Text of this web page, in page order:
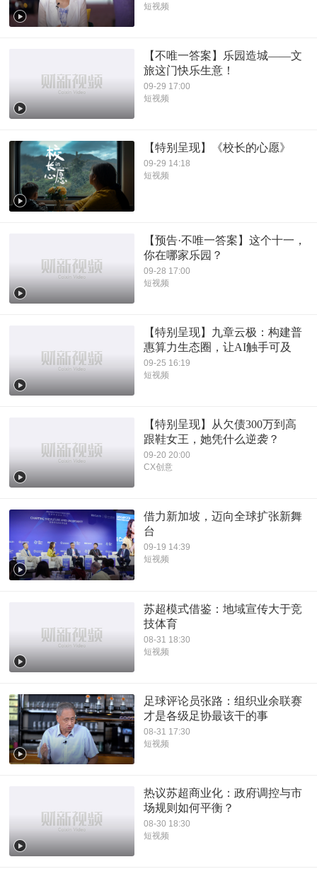
短视频
【不唯一答案】乐园造城——文
旅这门快乐生意！
09-29 17:00
短视频
【特别呈现】《校长的心愿》
09-29 14:18
短视频
【预告·不唯一答案】这个十一，
你在哪家乐园？
09-28 17:00
短视频
【特别呈现】九章云极：构建普
惠算力生态圈，让AI触手可及
09-25 16:19
短视频
【特别呈现】从欠债300万到高
跟鞋女王，她凭什么逆袭？
09-20 20:00
CX创意
借力新加坡，迈向全球扩张新舞
台
09-19 14:39
短视频
苏超模式借鉴：地域宣传大于竞
技体育
08-31 18:30
短视频
足球评论员张路：组织业余联赛
才是各级足协最该干的事
08-31 17:30
短视频
热议苏超商业化：政府调控与市
场规则如何平衡？
08-30 18:30
短视频